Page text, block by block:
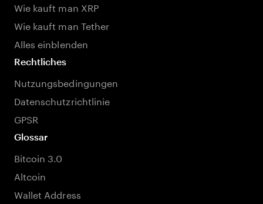
Wie kauft man XRP
Wie kauft man Tether
Alles einblenden
Rechtliches
Nutzungsbedingungen
Datenschutzrichtlinie
GPSR
Glossar
Bitcoin 3.0
Altcoin
Wallet Address